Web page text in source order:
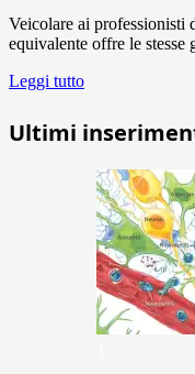
Veicolare ai professionisti
equivalente offre le stesse
Leggi tutto
Ultimi